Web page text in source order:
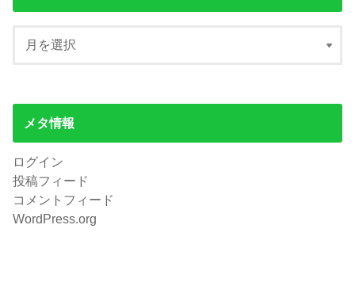
メタ情報
ログイン
投稿フィード
コメントフィード
WordPress.org